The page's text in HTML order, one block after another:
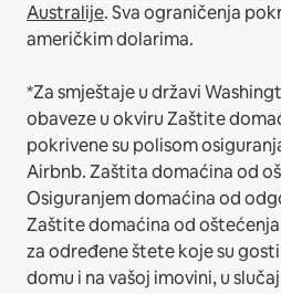
Australije. Sva ograničenja
američkim dolarima.
*Za smještaje u državi
obaveze u okviru Zaštite
pokrivene su polisom
Airbnb. Zaštita domaćina od
Osiguranjem domaćina od
Zaštite domaćina od
za određene štete koje su
domu i na vašoj imovini, u